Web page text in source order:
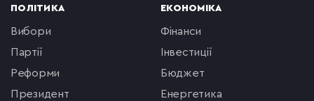
ПОЛІТИКА
вибори
партії
реформи
президент
ЕКОНОМІКА
фінанси
інвестиції
бюджет
енергетика